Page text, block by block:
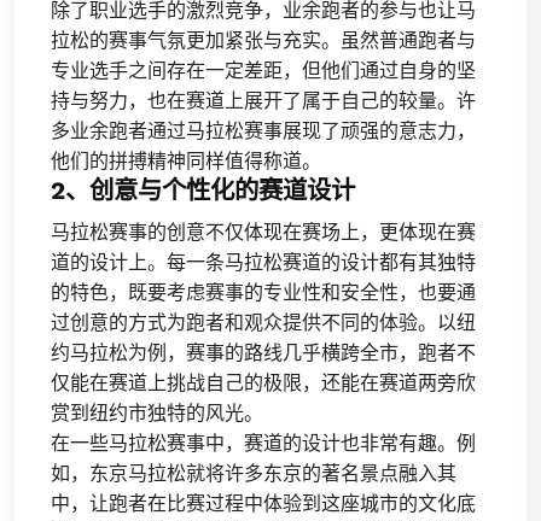
除了职业选手的激烈竞争，业余跑者的参与也让马
拉松的赛事气氛更加紧张与充实。虽然普通跑者与
专业选手之间存在一定差距，但他们通过自身的坚
持与努力，也在赛道上展开了属于自己的较量。许
多业余跑者通过马拉松赛事展现了顽强的意志力，
他们的拼搏精神同样值得称道。
2、创意与个性化的赛道设计
马拉松赛事的创意不仅体现在赛场上，更体现在赛
道的设计上。每一条马拉松赛道的设计都有其独特
的特色，既要考虑赛事的专业性和安全性，也要通
过创意的方式为跑者和观众提供不同的体验。以纽
约马拉松为例，赛事的路线几乎横跨全市，跑者不
仅能在赛道上挑战自己的极限，还能在赛道两旁欣
赏到纽约市独特的风光。
在一些马拉松赛事中，赛道的设计也非常有趣。例
如，东京马拉松就将许多东京的著名景点融入其
中，让跑者在比赛过程中体验到这座城市的文化底